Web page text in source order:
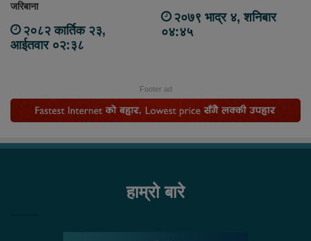
जरिबाना
२०८२ कार्तिक २३,
आईतवार ०२:३८
२०७९ भाद्र ४, शनिबार
०४:४५
Footer ad
हाम्रो बारे